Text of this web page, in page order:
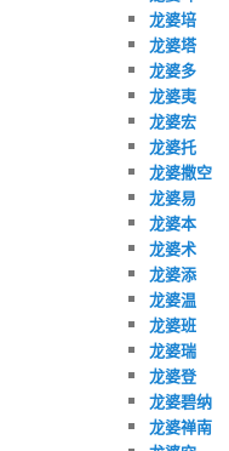
龙婆培
龙婆塔
龙婆多
龙婆夷
龙婆宏
龙婆托
龙婆撒空
龙婆易
龙婆本
龙婆术
龙婆添
龙婆温
龙婆班
龙婆瑞
龙婆登
龙婆碧纳
龙婆禅南